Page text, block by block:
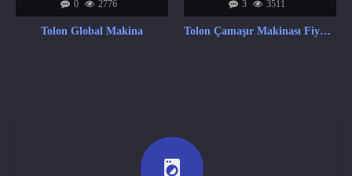
0
2776
Tolon Global Makina
3
3511
Tolon Çamaşır Makinası Fiyat Listesi